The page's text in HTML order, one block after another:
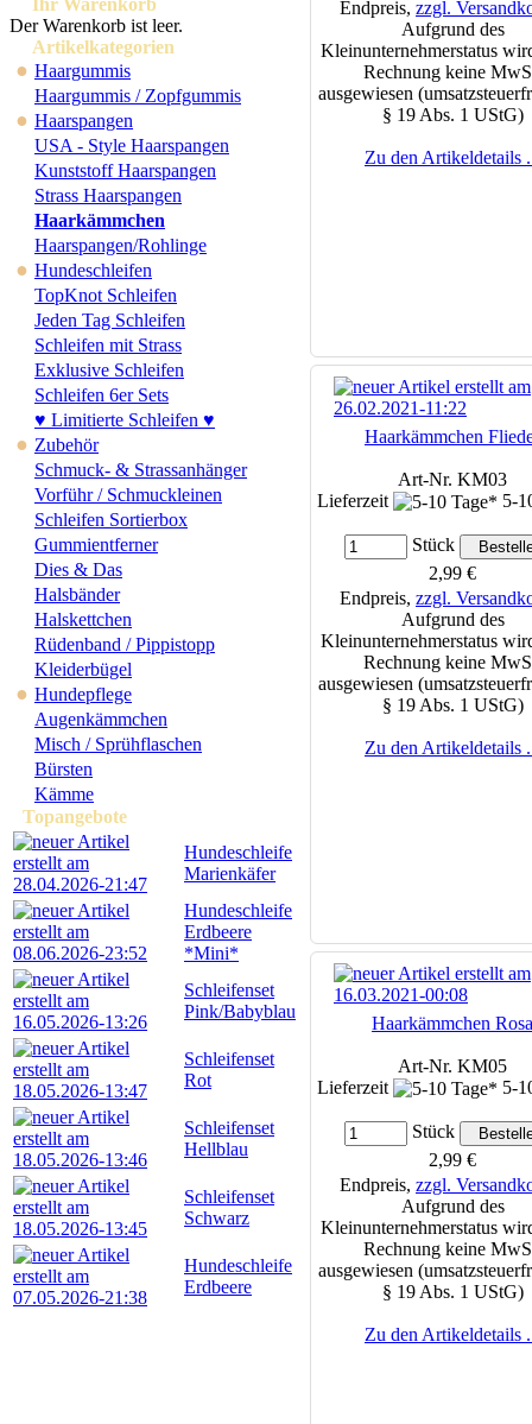
Ihr Warenkorb
Der Warenkorb ist leer.
Artikelkategorien
● Haargummis
Haargummis / Zopfgummis
● Haarspangen
USA - Style Haarspangen
Kunststoff Haarspangen
Strass Haarspangen
Haarkämmchen
Haarspangen/Rohlinge
● Hundeschleifen
TopKnot Schleifen
Jeden Tag Schleifen
Schleifen mit Strass
Exklusive Schleifen
Schleifen 6er Sets
♥ Limitierte Schleifen ♥
● Zubehör
Schmuck- & Strassanhänger
Vorführ / Schmuckleinen
Schleifen Sortierbox
Gummientferner
Dies & Das
Halsbänder
Halskettchen
Rüdenband / Pippistopp
Kleiderbügel
● Hundepflege
Augenkämmchen
Misch / Sprühflaschen
Bürsten
Kämme
Topangebote
Hundeschleife
Marienkäfer
Hundeschleife
Erdbeere
*Mini*
Schleifenset
Pink/Babyblau
Schleifenset
Rot
Schleifenset
Hellblau
Schleifenset
Schwarz
Hundeschleife
Erdbeere
Endpreis, zzgl.
Aufgrund des
Kleinunternehmerstatus
Rechnung keine
ausgewiesen
§ 19 Abs. 1 UStG)
Zu den Artikeldetails
Haarkämmchen
Art-Nr. KM03
Lieferzeit
5-
Stück
2,99 €
Endpreis, zzgl.
Aufgrund des
Kleinunternehmerstatus
Rechnung keine
ausgewiesen
§ 19 Abs. 1 UStG)
Zu den Artikeldetails
Haarkämmchen Rosa
Art-Nr. KM05
Lieferzeit
5-
Stück
2,99 €
Endpreis, zzgl.
Aufgrund des
Kleinunternehmerstatus
Rechnung keine
ausgewiesen
§ 19 Abs. 1 UStG)
Zu den Artikeldetails